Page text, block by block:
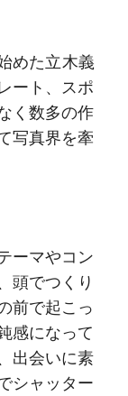
めた立木義
ート、スポ
く数多の作
写真界を牽
ーマやコン
頭でつくり
前で起こっ
感になって
出会いに素
シャッター